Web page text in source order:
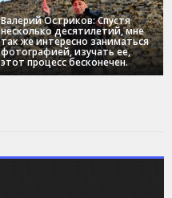
Валерий Остриков: Спустя
несколько десятилетий, мне
так же интересно заниматься
фотографией, изучать ее,
этот процесс бесконечен.